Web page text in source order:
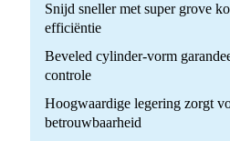
Snijd sneller met super grove
efficiëntie
Beveled cylinder-vorm
controle
Hoogwaardige legering zorgt
betrouwbaarheid